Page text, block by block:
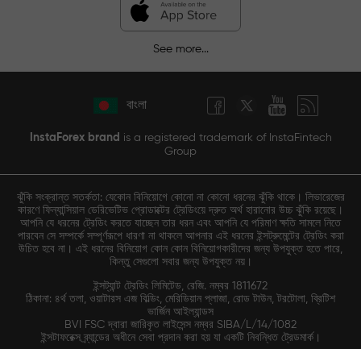
See more...
বাংলা
InstaForex brand is a registered trademark of InstaFintech
Group
ঝুঁকি সংক্রান্ত সতর্কতা: যেকোন বিনিয়োগে কোনো না কোনো ধরনের ঝুঁকি থাকে। লিভারেজের
কারণে ফিন্যান্সিয়াল ডেরিভেটিভ প্রোডাক্টের ট্রেডিংয়ে দ্রুত অর্থ হারানোর উচ্চ ঝুঁকি রয়েছে।
আপনি যে ধরনের ট্রেডিং করতে যাচ্ছেন তার ধরন এবং আপনি যে পরিমাণ ক্ষতি সামলে নিতে
পারবেন সে সম্পর্কে সম্পূর্ণরূপে ধারণা না থাকলে আপনার এই ধরনের ইন্সট্রুমেন্টের ট্রেডিং করা
উচিত হবে না। এই ধরনের বিনিয়োগ কোন কোন বিনিয়োগকারীদের জন্য উপযুক্ত হতে পারে,
কিন্তু সেগুলো সবার জন্য উপযুক্ত নয়।
ইন্সট্যান্ট ট্রেডিং লিমিটেড, রেজি. নম্বর 1811672
ঠিকানা: ৪র্থ তলা, ওয়াটারস এজ বিল্ডিং, মেরিডিয়ান প্লাজা, রোড টাউন, টরটোলা, ব্রিটিশ
ভার্জিন আইল্যান্ডস
BVI FSC দ্বারা জারিকৃত লাইসেন্স নম্বর SIBA/L/14/1082
ইন্সটাফরেক্স ব্র্যান্ডের অধীনে সেবা প্রদান করা হয় যা একটি নিবন্ধিত ট্রেডমার্ক।